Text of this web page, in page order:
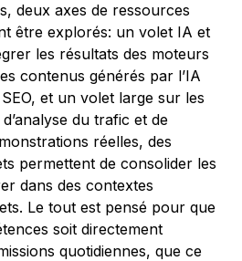
deux axes de ressources
être explorés: un volet IA et
les résultats des moteurs
contenus générés par l’IA
et un volet large sur les
du trafic et de
réelles, des
permettent de consolider les
dans des contextes
Le tout est pensé pour que
soit directement
quotidiennes, que ce